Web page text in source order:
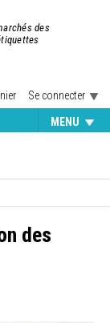
des
Se connecter
MENU
des